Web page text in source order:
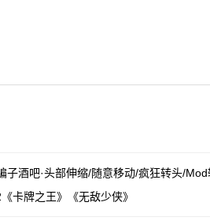
子酒吧·头部伸缩/随意移动/疯狂转头/Mod
卡牌之王》《无敌少侠》